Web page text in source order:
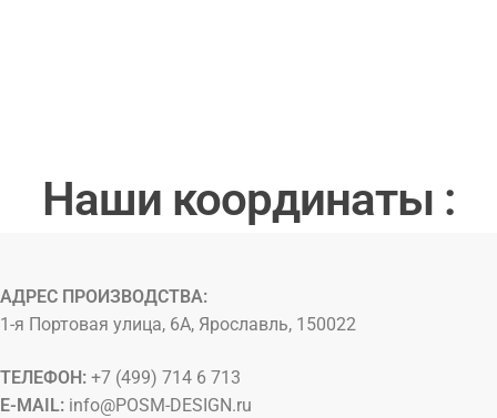
Наши координаты :
АДРЕС ПРОИЗВОДСТВА:
1-я Портовая улица, 6А, Ярославль, 150022
ТЕЛЕФОН: +7 (499) 714 6 713
E-MAIL: info@POSM-DESIGN.ru